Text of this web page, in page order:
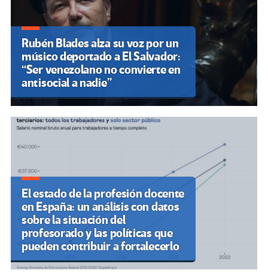
Rubén Blades alza su voz por un
músico deportado a El Salvador:
“Ser venezolano no convierte en
antisocial a nadie”
El estado de la profesión docente
en España: un análisis con datos
sobre la situación del
profesorado y las políticas que
pueden contribuir a fortalecerlo